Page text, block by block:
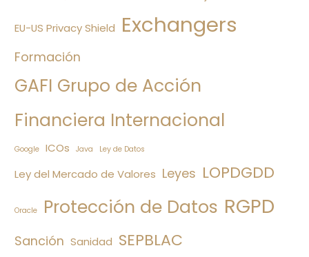
EU-US Privacy Shield Exchangers
Formación
GAFI Grupo de Acción
Financiera Internacional
Google ICOs Java Ley de Datos
Ley del Mercado de Valores Leyes LOPDGDD
Oracle Protección de Datos RGPD
Sanción Sanidad SEPBLAC